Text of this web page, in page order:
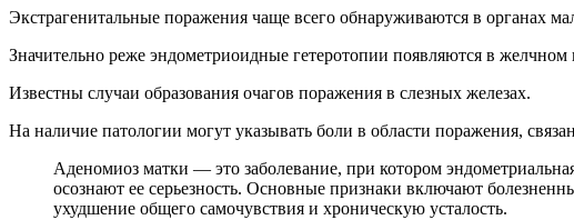
Экстрагенитальные поражения чаще всего обнаруживаются в органах
Значительно реже эндометриоидные гетеротопии появляются в
Известны случаи образования очагов поражения в слезных железах.
На наличие патологии могут указывать боли в области поражения,
Аденомиоз матки — это заболевание, при котором
осознают ее серьезность. Основные признаки включают
ухудшение общего самочувствия и хроническую усталость.